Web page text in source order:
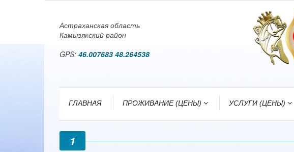
Астраханская область
Камызякский район
GPS: 46.007683 48.264538
ГЛАВНАЯ ПРОЖИВАНИЕ (ЦЕНЫ) УСЛУГИ (ЦЕНЫ)
1